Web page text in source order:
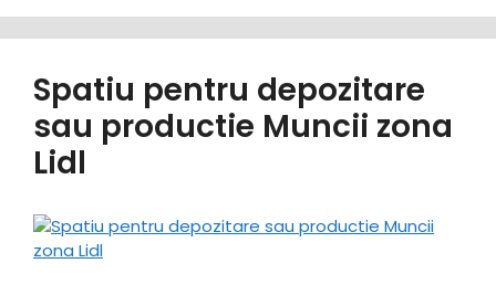
Spatiu pentru depozitare
sau productie Muncii zona
Lidl